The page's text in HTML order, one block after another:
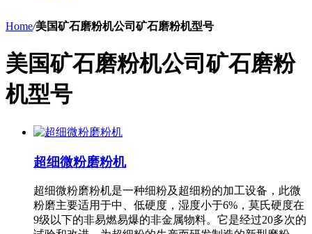
Home/美国矿石磨粉机公司矿石磨粉机型号
美国矿石磨粉机公司矿石磨粉
机型号
超细微粉磨粉机
超细微粉磨粉机是一种细粉及超细粉的加工设备，此微
粉磨主要适用于中、低硬度，湿度小于6%，莫氏硬度在
9级以下的非易燃易爆的非金属物料。它是经过20多次的